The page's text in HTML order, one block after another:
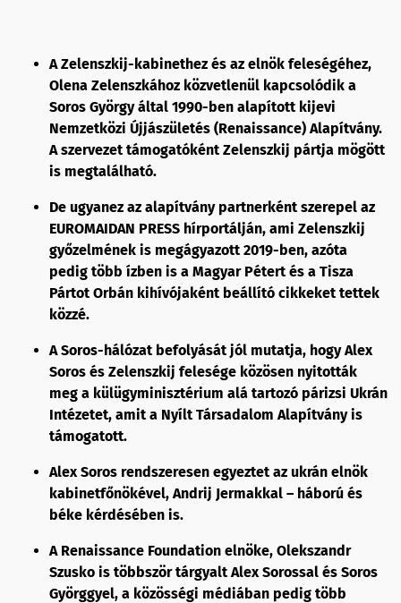
A Zelenszkij-kabinethez és az elnök feleségéhez,
Olena Zelenszkához közvetlenül kapcsolódik a
Soros György által 1990-ben alapított kijevi
Nemzetközi Újjászületés (Renaissance) Alapítvány.
A szervezet támogatóként Zelenszkij pártja mögött
is megtalálható.
De ugyanez az alapítvány partnerként szerepel az
EUROMAIDAN PRESS hírportálján, ami Zelenszkij
győzelmének is megágyazott 2019-ben, azóta
pedig több ízben is a Magyar Pétert és a Tisza
Pártot Orbán kihívójaként beállító cikkeket tettek
közzé.
A Soros-hálózat befolyását jól mutatja, hogy Alex
Soros és Zelenszkij felesége közösen nyitották
meg a külügyminisztérium alá tartozó párizsi Ukrán
Intézetet, amit a Nyílt Társadalom Alapítvány is
támogatott.
Alex Soros rendszeresen egyeztet az ukrán elnök
kabinetfőnökével, Andrij Jermakkal – háború és
béke kérdésében is.
A Renaissance Foundation elnöke, Olekszandr
Szusko is többször tárgyalt Alex Sorossal és Soros
Györggyel, a közösségi médiában pedig több